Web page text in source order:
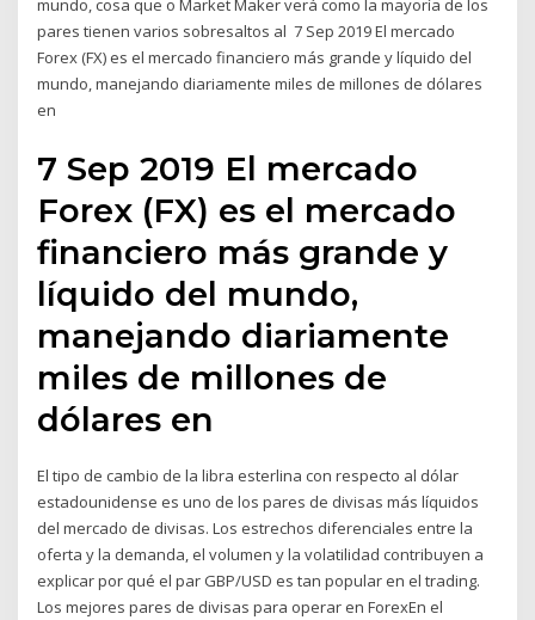
mundo, cosa que o Market Maker verá como la mayoría de los
pares tienen varios sobresaltos al 7 Sep 2019 El mercado
Forex (FX) es el mercado financiero más grande y líquido del
mundo, manejando diariamente miles de millones de dólares
en
7 Sep 2019 El mercado
Forex (FX) es el mercado
financiero más grande y
líquido del mundo,
manejando diariamente
miles de millones de
dólares en
El tipo de cambio de la libra esterlina con respecto al dólar
estadounidense es uno de los pares de divisas más líquidos
del mercado de divisas. Los estrechos diferenciales entre la
oferta y la demanda, el volumen y la volatilidad contribuyen a
explicar por qué el par GBP/USD es tan popular en el trading.
Los mejores pares de divisas para operar en ForexEn el